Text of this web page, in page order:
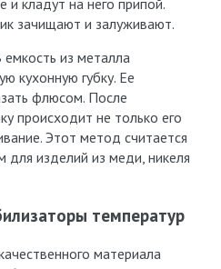
и кладут на него припой.
зачищают и залуживают.
емкость из металла
кухонную губку. Ее
флюсом. После
происходит не только его
Этот метод считается
изделий из меди, никеля
температур
материала